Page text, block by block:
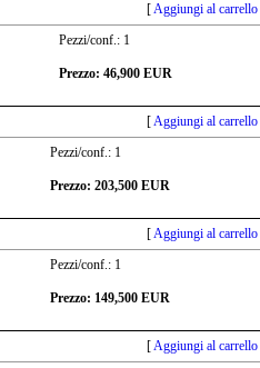
[Aggiungi al carrello
Pezzi/conf.: 1
Prezzo: 46,900 EUR
[Aggiungi al carrello
Pezzi/conf.: 1
Prezzo: 203,500 EUR
[Aggiungi al carrello
Pezzi/conf.: 1
Prezzo: 149,500 EUR
[Aggiungi al carrello